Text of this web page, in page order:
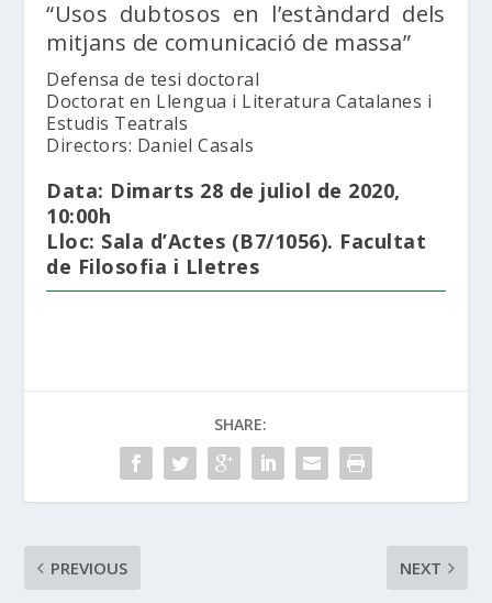
“Usos dubtosos en l’estàndard dels
mitjans de comunicació de massa”
Defensa de tesi doctoral
Doctorat en Llengua i Literatura Catalanes i
Estudis Teatrals
Directors: Daniel Casals
Data: Dimarts 28 de juliol de 2020,
10:00h
Lloc: Sala d’Actes (B7/1056). Facultat
de Filosofia i Lletres
SHARE:
PREVIOUS NEXT